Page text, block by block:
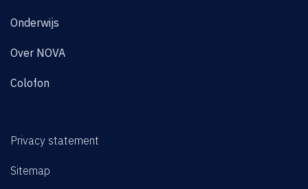
Onderwijs
Over NOVA
Colofon
Privacy statement
Sitemap